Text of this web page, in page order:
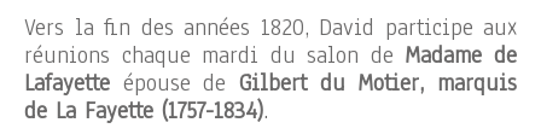
Vers la fin des années 1820, David participe aux
réunions chaque mardi du salon de Madame de
Lafayette épouse de Gilbert du Motier, marquis
de La Fayette (1757-1834).